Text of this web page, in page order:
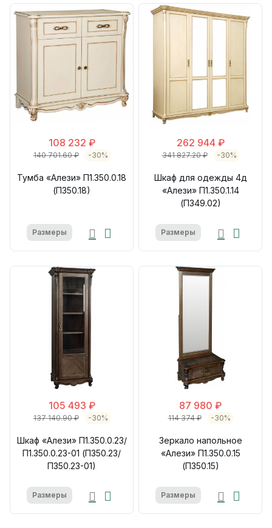
108 232 ₽
140 701.60 ₽ -30%
Тумба «Алези» П1.350.0.18
(П350.18)
Размеры
262 944 ₽
341 827.20 ₽ -30%
Шкаф для одежды 4д
«Алези» П1.350.1.14
(П349.02)
Размеры
105 493 ₽
137 140.90 ₽ -30%
Шкаф «Алези» П1.350.0.23/
П1.350.0.23-01 (П350.23/
П350.23-01)
Размеры
87 980 ₽
114 374 ₽ -30%
Зеркало напольное
«Алези» П1.350.0.15
(П350.15)
Размеры